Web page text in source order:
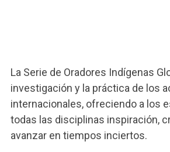
La Serie de Oradores Indígenas
investigación y la práctica de los
internacionales, ofreciendo a los
todas las disciplinas inspiración,
avanzar en tiempos inciertos.